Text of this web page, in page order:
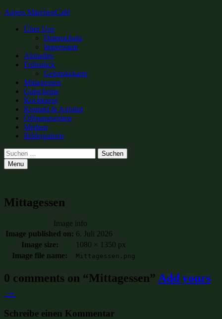
Anjess MärchenCafé
Primary
Über Uns
Datenschutz
Impressum
Aktuelles
Frühstück
Getränkekarte
Mittagessen
Gutscheine
Kochkurse
Kontakt & Anfahrt
Öffnungszeiten
Medien
Bildergalerie
Search
Suchen
nach:
Menu
Mittagessen
Image info
Image published on: 6. Juli 2026
Image size:
1080 × 1350 px
Image file name:
Mittagessen.png
0 comments on “Mittagessen” Add yours
→
Schreibe einen Kommentar